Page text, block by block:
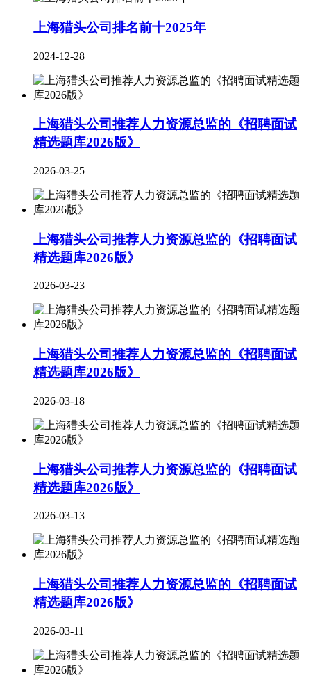
上海猎头公司排名前十2025年
2024-12-28
上海猎头公司推荐人力资源总监的《招聘面试
精选题库2026版》
2026-03-25
上海猎头公司推荐人力资源总监的《招聘面试
精选题库2026版》
2026-03-23
上海猎头公司推荐人力资源总监的《招聘面试
精选题库2026版》
2026-03-18
上海猎头公司推荐人力资源总监的《招聘面试
精选题库2026版》
2026-03-13
上海猎头公司推荐人力资源总监的《招聘面试
精选题库2026版》
2026-03-11